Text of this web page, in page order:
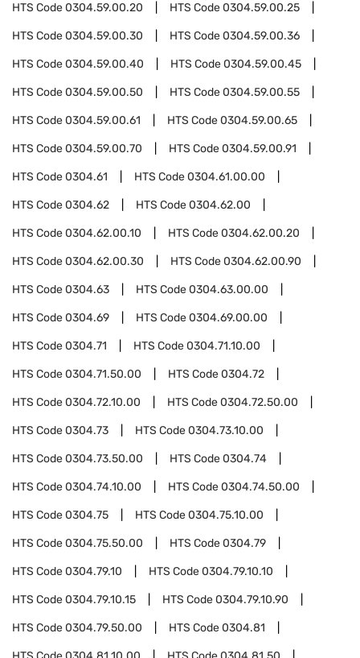
HTS Code0304.59.00.20 HTS Code0304.59.00.25
HTS Code0304.59.00.30 HTS Code0304.59.00.36
HTS Code0304.59.00.40 HTS Code0304.59.00.45
HTS Code0304.59.00.50 HTS Code0304.59.00.55
HTS Code0304.59.00.61 HTS Code0304.59.00.65
HTS Code0304.59.00.70 HTS Code0304.59.00.91
HTS Code0304.61 HTS Code0304.61.00.00
HTS Code0304.62 HTS Code0304.62.00
HTS Code0304.62.00.10 HTS Code0304.62.00.20
HTS Code0304.62.00.30 HTS Code0304.62.00.90
HTS Code0304.63 HTS Code0304.63.00.00
HTS Code0304.69 HTS Code0304.69.00.00
HTS Code0304.71 HTS Code0304.71.10.00
HTS Code0304.71.50.00 HTS Code0304.72
HTS Code0304.72.10.00 HTS Code0304.72.50.00
HTS Code0304.73 HTS Code0304.73.10.00
HTS Code0304.73.50.00 HTS Code0304.74
HTS Code0304.74.10.00 HTS Code0304.74.50.00
HTS Code0304.75 HTS Code0304.75.10.00
HTS Code0304.75.50.00 HTS Code0304.79
HTS Code0304.79.10 HTS Code0304.79.10.10
HTS Code0304.79.10.15 HTS Code0304.79.10.90
HTS Code0304.79.50.00 HTS Code0304.81